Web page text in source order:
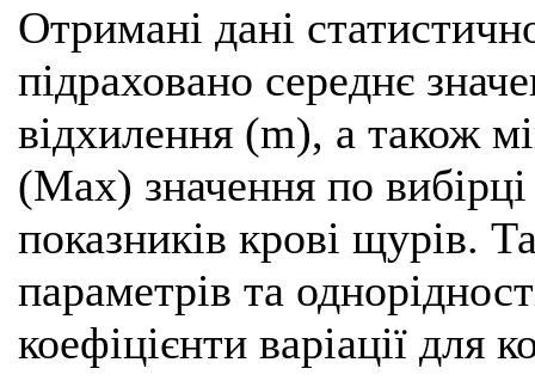
Отримані дані
підраховано середнє
відхилення (m), а також
(Мах) значення по
показників крові щурів.
параметрів та
коефіцієнти варіації для